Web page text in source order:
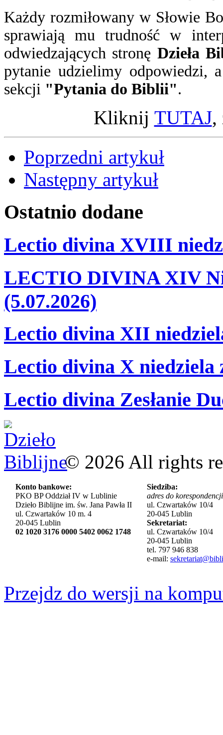
Każdy rozmiłowany w Słowie
sprawiają mu trudność w
odwiedzających stronę Dzieła
pytanie udzielimy odpowiedzi,
sekcji "Pytania do Biblii".
Kliknij TUTAJ,
Poprzedni artykuł
Następny artykuł
Ostatnio dodane
Lectio divina XVIII
LECTIO DIVINA XIV
(5.07.2026)
Lectio divina XII
Lectio divina X niedziela
Lectio divina Zesłanie
© 2026 All rights
Konto bankowe:
PKO BP Oddział IV w Lublinie
Dzieło Biblijne im. św. Jana Pawła II
ul. Czwartaków 10 m. 4
20-045 Lublin
02 1020 3176 0000 5402 0062 1748
Siedziba:
adres do
ul. Czwartaków 10/4
20-045 Lublin
Sekretariat:
ul. Czwartaków 10/4
20-045 Lublin
tel. 797 946 838
e-mail:
Przejdz do wersji na